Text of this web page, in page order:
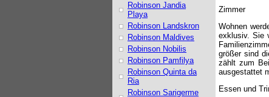
Robinson Jandia
Playa
Robinson Landskron
Robinson Maldives
Robinson Nobilis
Robinson Pamfilya
Robinson Quinta da
Ria
Robinson Sarigerme
Zimmer
Wohnen
exklusiv. Sie
größer sind
zählt zum
ausgestattet
Essen und